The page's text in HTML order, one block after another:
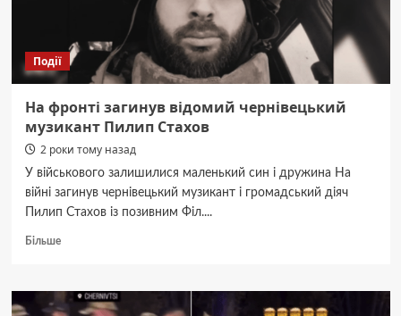
Події
На фронті загинув відомий чернівецький
музикант Пилип Стахов
2 роки тому назад
У військового залишилися маленький син і дружина На
війні загинув чернівецький музикант і громадський діяч
Пилип Стахов із позивним Філ....
БільшеДокладніше
фронті
загинув